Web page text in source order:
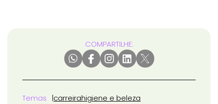
COMPARTILHE:
Temas carreirahigiene e beleza